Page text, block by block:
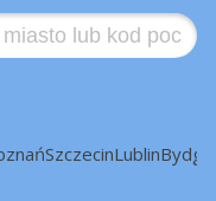
SzczecinLublin